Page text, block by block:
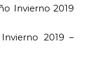
Invierno 2019
2019 –